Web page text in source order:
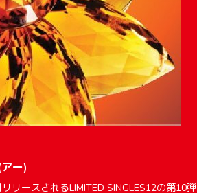
ー)
リースされるLIMITED SINGLES12の第10